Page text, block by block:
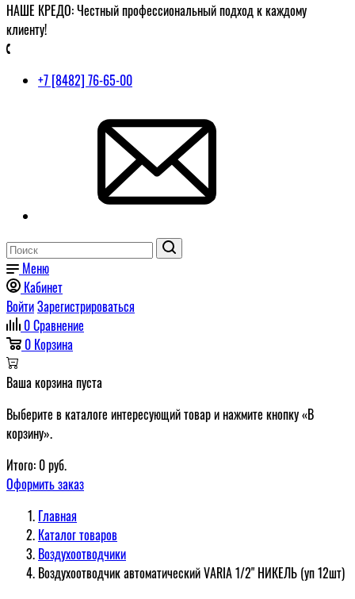
НАШЕ КРЕДО: Честный профессиональный подход к каждому
клиенту!
+7 [8482] 76-65-00
Меню
Кабинет
ВойтиЗарегистрироваться
0Сравнение
0 Корзина
Ваша корзина пуста
Выберите в каталоге интересующий товар и нажмите кнопку «В
корзину».
Итого: 0руб.
Оформить заказ
Главная
Каталог товаров
Воздухоотводчики
Воздухоотводчик автоматический VARIA 1/2" НИКЕЛЬ (уп 12шт)